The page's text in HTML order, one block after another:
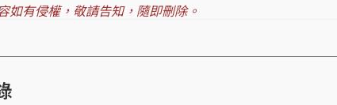
如有侵權，敬請告知，隨即刪除。